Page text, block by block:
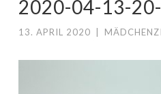
2020-04-13-
13. APRIL 2020